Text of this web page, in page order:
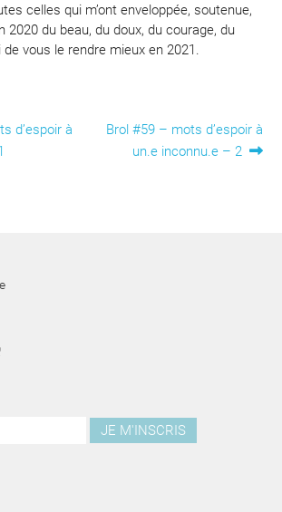
celles qui m’ont enveloppée, soutenue,
2020 du beau, du doux, du courage, du
de vous le rendre mieux en 2021.
d’espoir à
Article
suivant :
Brol #59 – mots d’espoir à
un.e inconnu.e – 2